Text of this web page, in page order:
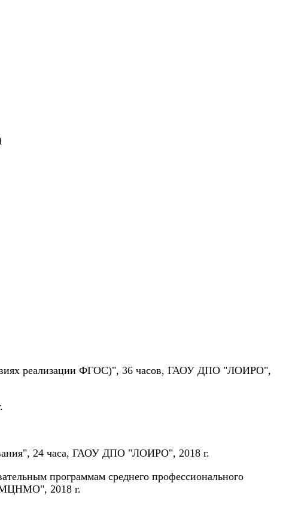
реализации ФГОС)", 36 часов, ГАОУ ДПО "ЛОИРО",
24 часа, ГАОУ ДПО "ЛОИРО", 2018 г.
программам среднего профессионального
"МЦНМО", 2018 г.